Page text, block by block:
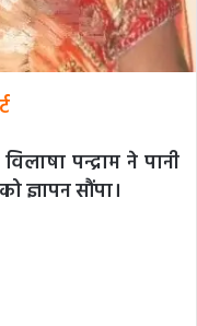
पन्द्राम ने पानी
सौंपा।